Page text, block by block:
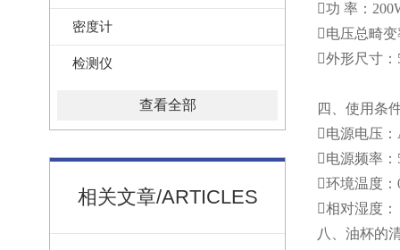
密度计
检测仪
查看全部
相关文章/ARTICLES
功 率：
电压总畸
外形尺寸：
四、使用条
电源电压
电源频率：
环境温度
相对湿度：
八、油杯的